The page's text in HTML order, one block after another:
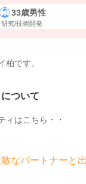
33歳男性
研究/技術開発
柏です。
ついて
ィはこちら・・
敵なパートナーと